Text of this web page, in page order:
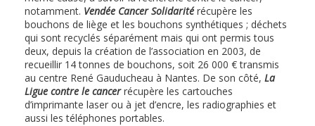
notamment. Vendée Cancer Solidaritérécupère les
bouchons de liège et les bouchons synthétiques ; déchets
qui sont recyclés séparément mais qui ont permis tous
deux, depuis la création de l’association en 2003, de
recueillir 14 tonnes de bouchons, soit 26 000 € transmis
au centre René Gauducheau à Nantes. De son côté, La
Ligue contre le cancerrécupère les cartouches
d’imprimante laser ou à jet d’encre, les radiographies et
aussi les téléphones portables.